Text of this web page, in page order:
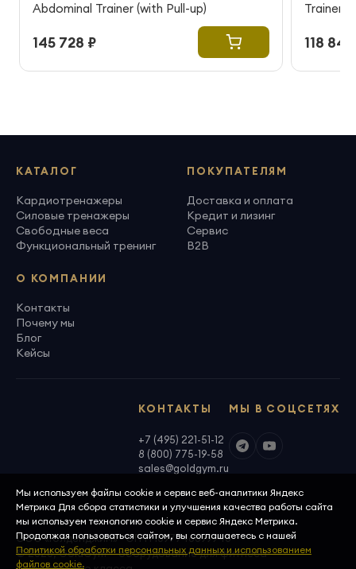
Abdominal Trainer (with Pull-up)
145 728 ₽
Trainer
118
КАТАЛОГ
Кардиотренажеры
Силовые тренажеры
Свободные веса
Функциональный тренинг
ПОКУПАТЕЛЯМ
Доставка и оплата
Кредит и лизинг
Сервис
B2B
О КОМПАНИИ
Контакты
Почему мы
Блог
Кейсы
МЫ В СОЦСЕТЯХ
КОНТАКТЫ
+7 (495) 221-51-12
8 (800) 775-19-58
sales@goldgym.ru
ООО «Голденджим» · ОГРН 1097746699940
© 2026, GoldGym — оборудование для фитнеса
Мы используем файлы cookie и сервис веб-аналитики Яндекс
Метрика Для сбора статистики и улучшения качества работы сайта
мы используем технологию cookie и сервис Яндекс Метрика.
Продолжая пользоваться сайтом, вы соглашаетесь с нашей
Политикой обработки персональных данных и использованием
файлов cookie.